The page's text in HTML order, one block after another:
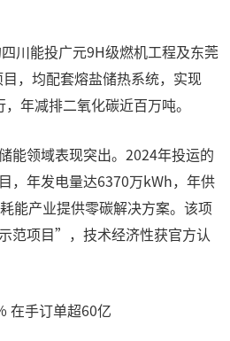
川能投广元9H级燃机工程及东莞
，均配套熔盐储热系统，实现
年减排二氧化碳近百万吨。
能领域表现突出。2024年投运的
，年发电量达6370万kWh，年供
能产业提供零碳解决方案。该项
范项目”，技术经济性获官方认
在手订单超60亿